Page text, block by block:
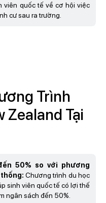
viên quốc tế về cơ hội việc
cư sau ra trường.
Trình
Zealand Tại
50% so với phương
Chương trình du học
sinh viên quốc tế có lợi thế
ngân sách đến 50%.